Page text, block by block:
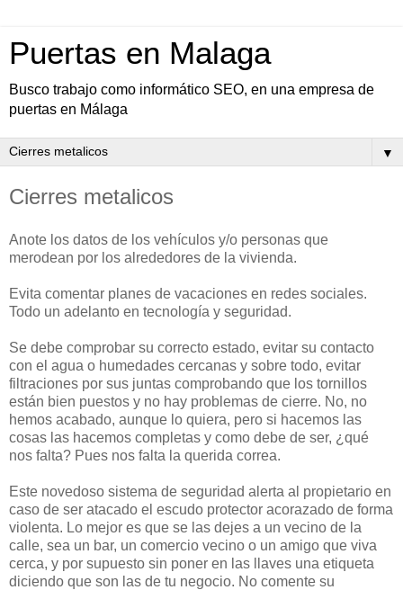
Puertas en Malaga
Busco trabajo como informático SEO, en una empresa de
puertas en Málaga
▼
Cierres metalicos
Anote los datos de los vehículos y/o personas que
merodean por los alrededores de la vivienda.
Evita comentar planes de vacaciones en redes sociales.
Todo un adelanto en tecnología y seguridad.
Se debe comprobar su correcto estado, evitar su contacto
con el agua o humedades cercanas y sobre todo, evitar
filtraciones por sus juntas comprobando que los tornillos
están bien puestos y no hay problemas de cierre. No, no
hemos acabado, aunque lo quiera, pero si hacemos las
cosas las hacemos completas y como debe de ser, ¿qué
nos falta? Pues nos falta la querida correa.
Este novedoso sistema de seguridad alerta al propietario en
caso de ser atacado el escudo protector acorazado de forma
violenta. Lo mejor es que se las dejes a un vecino de la
calle, sea un bar, un comercio vecino o un amigo que viva
cerca, y por supuesto sin poner en las llaves una etiqueta
diciendo que son las de tu negocio. No comente su